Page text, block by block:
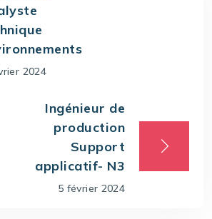
2024
Ingénieur de
production
Support
applicatif- N3
5 février 2024